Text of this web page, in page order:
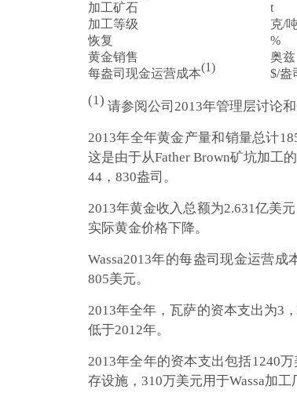
加工矿石
t
加工等级
克/
恢复
%
黄金销售
奥兹
每盎司现金运营成本(1) $/盎
(1) 请参阅公司2013年管理层讨论
2013年全年黄金产量和销量总计
这是由于从Father Brown矿坑加工
44，830盎司。
2013年黄金收入总额为2.631亿美
实际黄金价格下降。
Wassa2013年的每盎司现金运营
805美元。
2013年全年，瓦萨的资本支出为3
低于2012年。
2013年全年的资本支出包括1240
存设施，310万美元用于Wassa加